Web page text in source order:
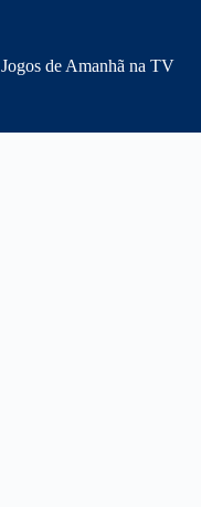
Jogos de Amanhã na TV